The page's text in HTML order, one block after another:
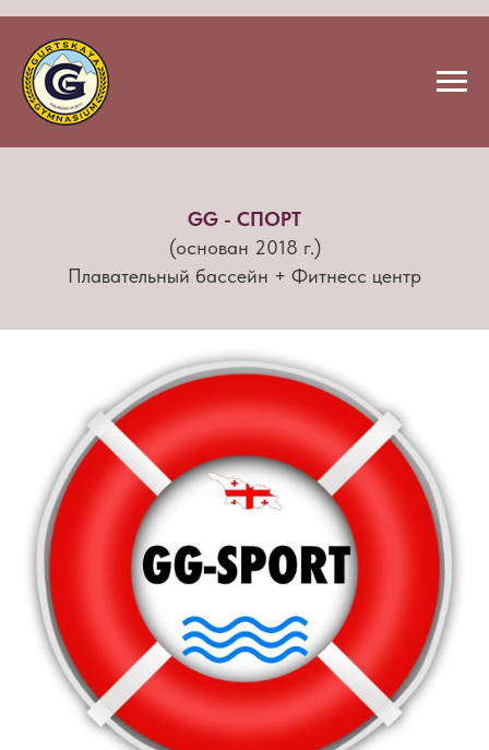
GG - СПОРТ
(основан 2018 г.)
Плавательный бассейн + Фитнесс центр